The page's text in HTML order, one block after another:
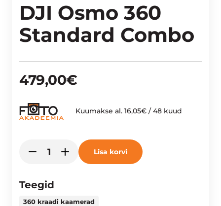
DJI Osmo 360
Standard Combo
479,00€
Kuumakse al. 16,05€ / 48 kuud
-
Standard
+ Lisa korvi
Teegid
360 kraadi kaamerad